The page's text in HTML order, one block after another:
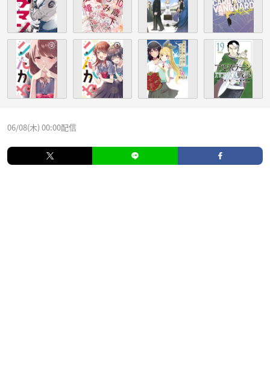
06/08(木) 00:00配信